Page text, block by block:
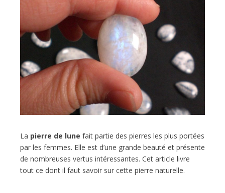
La pierre de lune fait partie des pierres les plus portées
par les femmes. Elle est d’une grande beauté et présente
de nombreuses vertus intéressantes. Cet article livre
tout ce dont il faut savoir sur cette pierre naturelle.